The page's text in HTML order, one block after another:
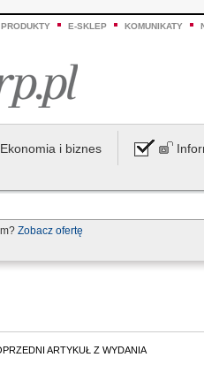
E-SKLEP KOMUNIKATY
Ekonomia i biznes
Zobacz ofertę
ARTYKUŁ Z WYDANIA